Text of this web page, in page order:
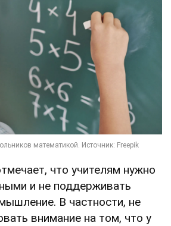
что учителям нужно
и не поддерживать
В частности, не
внимание на том, что у